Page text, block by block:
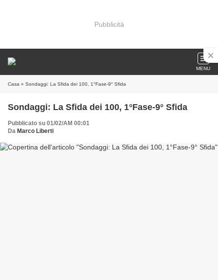
Pubblicità
MENU
Casa » Sondaggi: La Sfida dei 100, 1°Fase-9° Sfida
Sondaggi: La Sfida dei 100, 1°Fase-9° Sfida
Pubblicato su 01/02/AM 00:01
Da Marco Liberti